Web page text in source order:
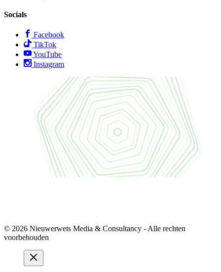
Socials
Facebook
TikTok
YouTube
Instagram
© 2026 Nieuwerwets Media & Consultancy - Alle rechten
voorbehouden